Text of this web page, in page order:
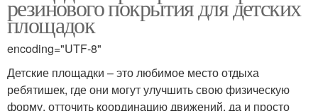
резинового покрытия для детских
площадок
encoding="UTF-8"
Детские площадки – это любимое место отдыха
ребятишек, где они могут улучшить свою физическую
форму, отточить координацию движений, да и просто